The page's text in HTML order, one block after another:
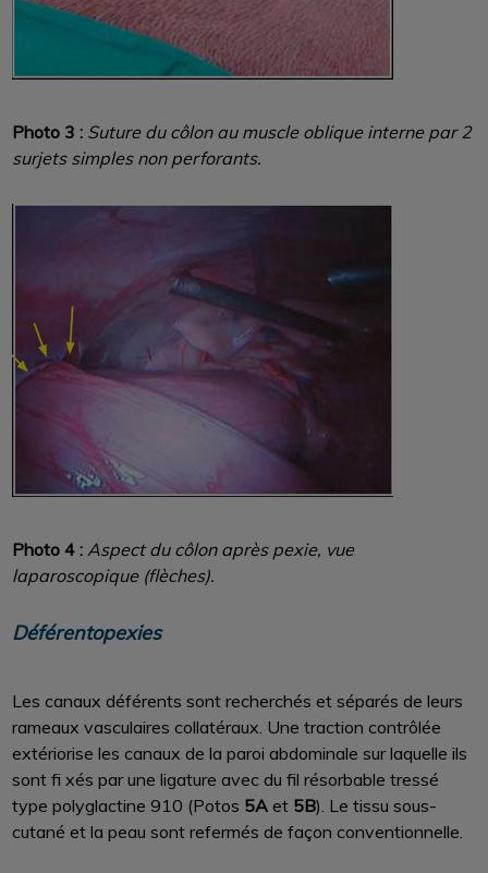
Photo 3 : Suture du côlon au muscle oblique interne par 2
surjets simples non perforants.
Photo 4 : Aspect du côlon après pexie, vue
laparoscopique (flèches).
Déférentopexies
Les canaux déférents sont recherchés et séparés de leurs
rameaux vasculaires collatéraux. Une traction contrôlée
extériorise les canaux de la paroi abdominale sur laquelle ils
sont fi xés par une ligature avec du fil résorbable tressé
type polyglactine 910 (Potos 5A et 5B). Le tissu sous-
cutané et la peau sont refermés de façon conventionnelle.